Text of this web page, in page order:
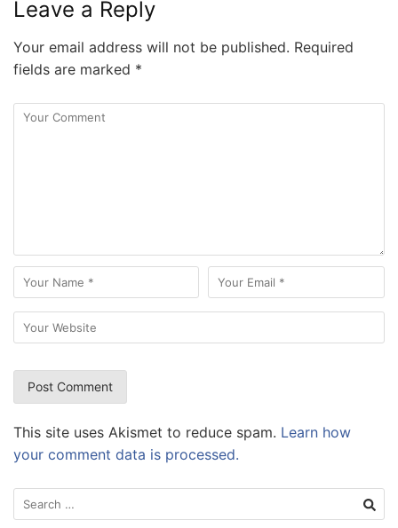
Leave a Reply
Your email address will not be published. Required
fields are marked *
This site uses Akismet to reduce spam. Learn how
your comment data is processed.
Search
for: